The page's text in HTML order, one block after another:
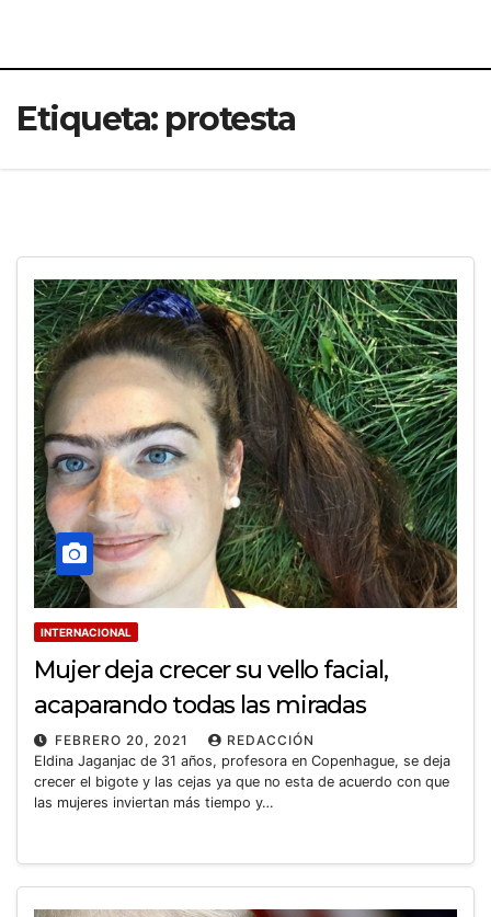
Etiqueta: protesta
INTERNACIONAL
Mujer deja crecer su vello facial,
acaparando todas las miradas
FEBRERO 20, 2021
REDACCIÓN
Eldina Jaganjac de 31 años, profesora en Copenhague, se deja
crecer el bigote y las cejas ya que no esta de acuerdo con que
las mujeres inviertan más tiempo y…